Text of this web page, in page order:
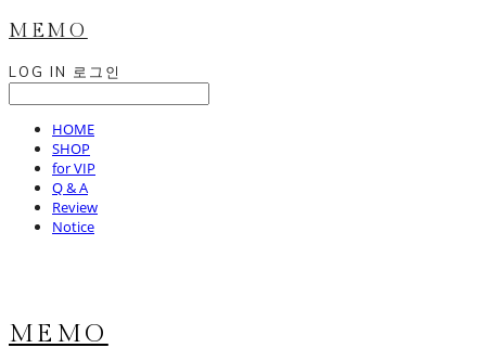
MEMO
LOG IN 로그인
HOME
SHOP
for VIP
Q & A
Review
Notice
MEMO